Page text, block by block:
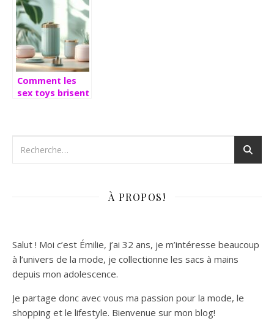
réparateur
grâce à une
literie bien
choisie
Comment les
sex toys brisent
À PROPOS!
Salut ! Moi c’est Émilie, j’ai 32 ans, je m’intéresse beaucoup
à l’univers de la mode, je collectionne les sacs à mains
depuis mon adolescence.
Je partage donc avec vous ma passion pour la mode, le
shopping et le lifestyle. Bienvenue sur mon blog!